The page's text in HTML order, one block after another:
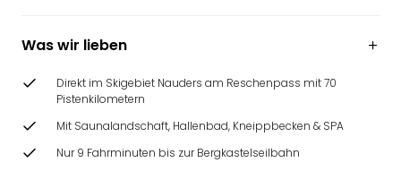
Was wir lieben
Direkt im Skigebiet Nauders am Reschenpass mit 70
Pistenkilometern
Mit Saunalandschaft, Hallenbad, Kneippbecken & SPA
Nur 9 Fahrminuten bis zur Bergkastelseilbahn